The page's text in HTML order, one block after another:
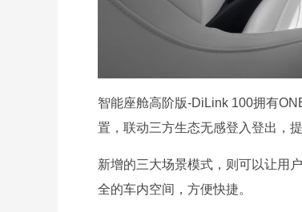
智能座舱高阶版-DiLink 100拥有
置，联动三方生态无感登入登出，
新增的三大场景模式，则可以让用
全的车内空间，方便快捷。